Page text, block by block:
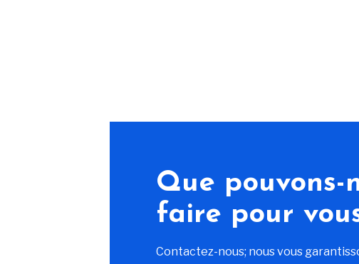
Que pouvons-
faire pour
Contactez-nous; nous vous